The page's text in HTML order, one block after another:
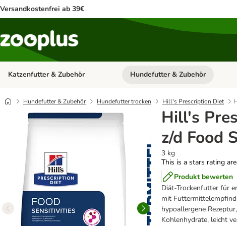
Versandkostenfrei ab 39€
Katzenfutter & Zubehör Kategorie-Menü öffnen:
Hundefutter & Zubehör
Hundefutter & Zubehör Hundefutter trocken Hill's Prescription Diet
Hill's
z/d Food
3 kg
This is a stars rating
Produkt bewerten
Diät-Trockenfutter für
mit
hypoallergene
Kohlenhydrate, leicht